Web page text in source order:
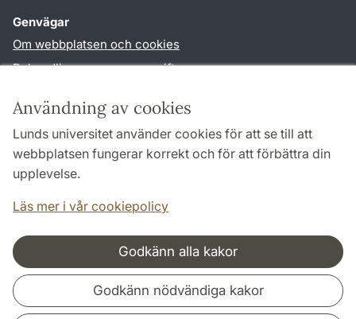
Användning av cookies
Lunds universitet använder cookies för att se till att
webbplatsen fungerar korrekt och för att förbättra din
upplevelse.
Läs mer i vår cookiepolicy
Godkänn alla kakor
Godkänn nödvändiga kakor
Genvägar
Om webbplatsen och cookies
Behandling av personuppgifter
TYPO3-login
Följ oss i sociala medier
Samarbeten och nätverk